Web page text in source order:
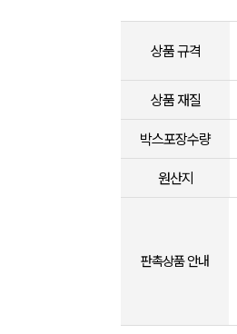
상품 규격
상품 재질
박스포장수량
원산지
판촉상품 안내